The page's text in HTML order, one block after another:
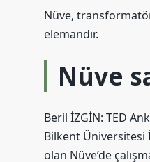
Nüve,
elemandır.
Nüve
Beril İZGİN: TED
Bilkent Üniversitesi
olan Nüve’de